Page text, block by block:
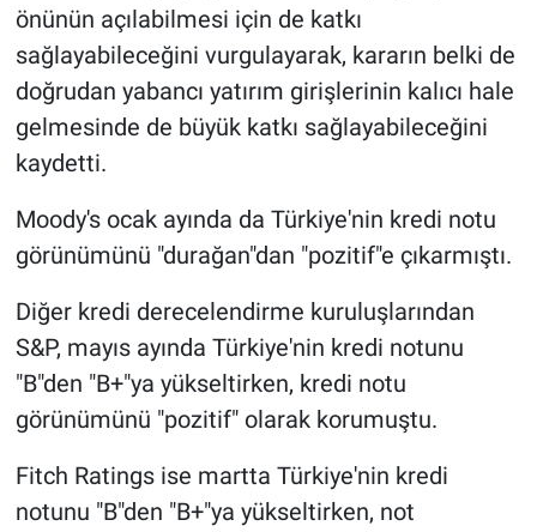
önünün açılabilmesi için de katkı
sağlayabileceğini vurgulayarak, kararın belki de
doğrudan yabancı yatırım girişlerinin kalıcı hale
gelmesinde de büyük katkı sağlayabileceğini
kaydetti.
Moody's ocak ayında da Türkiye'nin kredi notu
görünümünü "durağan"dan "pozitif"e çıkarmıştı.
Diğer kredi derecelendirme kuruluşlarından
S&P, mayıs ayında Türkiye'nin kredi notunu
"B"den "B+"ya yükseltirken, kredi notu
görünümünü "pozitif" olarak korumuştu.
Fitch Ratings ise martta Türkiye'nin kredi
notunu "B"den "B+"ya yükseltirken, not